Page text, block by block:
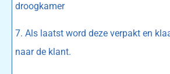
droogkamer
7. Als laatst word deze verpakt en
naar de klant.